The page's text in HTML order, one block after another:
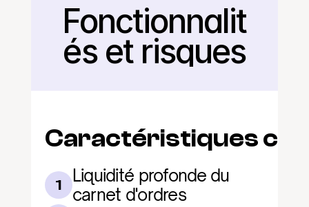
Retour
Fonctionnalit
és et risques
Caractéristiques
1
Liquidité profonde du
carnet d'ordres